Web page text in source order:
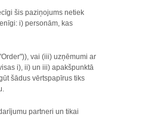
šis paziņojums netiek
i) personām, kas
vai (iii) uzņēmumi ar
i), ii) un iii) apakšpunktā
šādus vērtspapīrus tiks
partneri un tikai